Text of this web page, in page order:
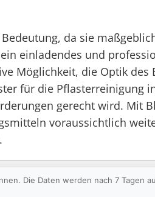
da sie
einladendes und
Möglichkeit, die Optik des
für die Pflasterreinigung
gerecht wird. Mit
voraussichtlich
Die Daten werden nach 7 Tagen